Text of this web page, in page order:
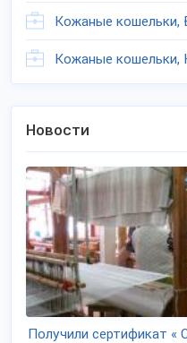
Кожаные кошельки,
Кожаные кошельки,
Новости
Получили сертификат «